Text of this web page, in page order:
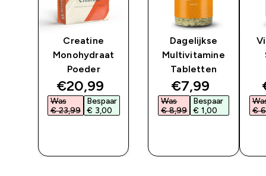
Creatine
Monohydraat
Poeder
discounted price
€20,99‎
Was
€ 23,99‎
Bespaar
€ 3,00‎
Dagelijkse
Multivitamine
Tabletten
discounted
€7,99‎
Was
€ 8,99‎
Bespaar
€ 1,00‎
€